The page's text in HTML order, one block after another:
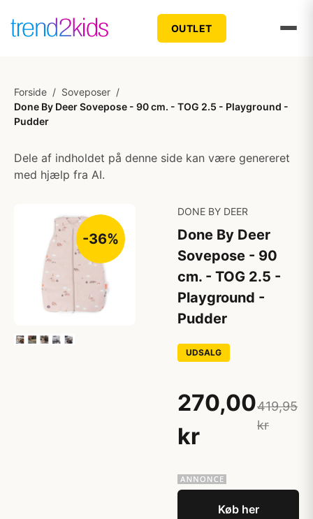
OUTLET
Forside / Soveposer /
Done By Deer Sovepose - 90 cm. - TOG 2.5 - Playground -
Pudder
Dele af indholdet på denne side kan være genereret
med hjælp fra AI.
-36%
DONE BY DEER
Done By Deer
Sovepose - 90
cm. - TOG 2.5 -
Playground -
Pudder
UDSALG
270,00
kr
419,95
kr
Køb her